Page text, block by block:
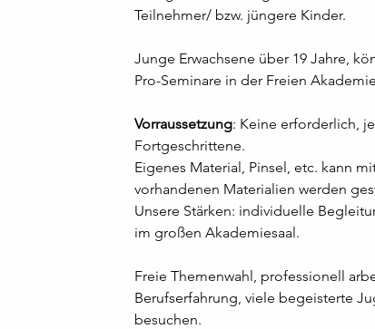
Teilnehmer/
Junge Erwachsene über 19 Jahre,
Pro-Seminare in der Freien
Vorraussetzung: Keine erforderlich,
Fortgeschrittene.
Eigenes Material, Pinsel, etc. kann
vorhandenen Materialien werden
Unsere Stärken: individuelle
im großen Akademiesaal.
Freie Themenwahl, professionell
Berufserfahrung, viele begeisterte
besuchen.